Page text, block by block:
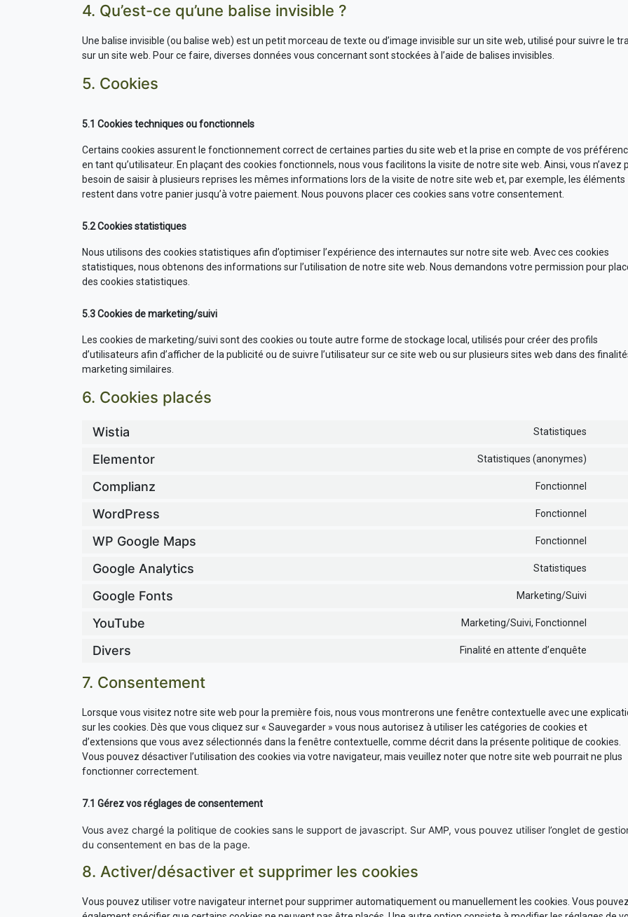
4. Qu’est-ce qu’une balise invisible ?
Une balise invisible (ou balise web) est un petit morceau de texte ou d’image invisible sur un site web, utilisé pour suivre le
sur un site web. Pour ce faire, diverses données vous concernant sont stockées à l’aide de balises invisibles.
5. Cookies
5.1 Cookies techniques ou fonctionnels
Certains cookies assurent le fonctionnement correct de certaines parties du site web et la prise en compte de vos
en tant qu’utilisateur. En plaçant des cookies fonctionnels, nous vous facilitons la visite de notre site web. Ainsi, vous n’avez
besoin de saisir à plusieurs reprises les mêmes informations lors de la visite de notre site web et, par exemple, les éléments
restent dans votre panier jusqu’à votre paiement. Nous pouvons placer ces cookies sans votre consentement.
5.2 Cookies statistiques
Nous utilisons des cookies statistiques afin d’optimiser l’expérience des internautes sur notre site web. Avec ces cookies
statistiques, nous obtenons des informations sur l’utilisation de notre site web. Nous demandons votre permission pour
des cookies statistiques.
5.3 Cookies de marketing/suivi
Les cookies de marketing/suivi sont des cookies ou toute autre forme de stockage local, utilisés pour créer des profils
d’utilisateurs afin d’afficher de la publicité ou de suivre l’utilisateur sur ce site web ou sur plusieurs sites web dans des
marketing similaires.
6. Cookies placés
Wistia Statistiques
Elementor Statistiques (anonymes)
Complianz Fonctionnel
WordPress Fonctionnel
WP Google Maps Fonctionnel
Google Analytics Statistiques
Google Fonts Marketing/Suivi
YouTube Marketing/Suivi, Fonctionnel
Divers Finalité en attente d’enquête
7. Consentement
Lorsque vous visitez notre site web pour la première fois, nous vous montrerons une fenêtre contextuelle avec une
sur les cookies. Dès que vous cliquez sur « Sauvegarder » vous nous autorisez à utiliser les catégories de cookies et
d’extensions que vous avez sélectionnés dans la fenêtre contextuelle, comme décrit dans la présente politique de cookies.
Vous pouvez désactiver l’utilisation des cookies via votre navigateur, mais veuillez noter que notre site web pourrait ne plus
fonctionner correctement.
7.1 Gérez vos réglages de consentement
Vous avez chargé la politique de cookies sans le support de javascript. Sur AMP, vous pouvez utiliser l’onglet de
du consentement en bas de la page.
8. Activer/désactiver et supprimer les cookies
Vous pouvez utiliser votre navigateur internet pour supprimer automatiquement ou manuellement les cookies. Vous pouvez